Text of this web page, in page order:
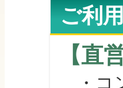
ご利
【直
・コ